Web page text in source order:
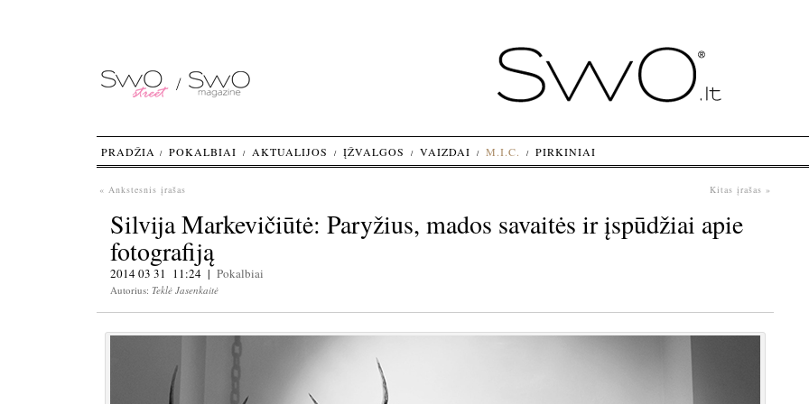
« Ankstesnis įrašas Kitas įrašas »
Silvija Markevičiūtė: Paryžius, mados savaitės ir įspūdžiai apie
fotografiją
2014 03 31 11:24 | Pokalbiai
Autorius: Teklė Jasenkaitė
PRADŽIA POKALBIAI AKTUALIJOS ĮŽVALGOS VAIZDAI M.I.C. PIRKINIAI